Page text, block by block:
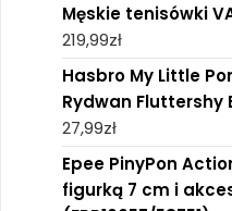
Męskie tenisówki
219,99zł
Hasbro My Little
Rydwan Fluttershy
27,99zł
Epee PinyPon
figurką 7 cm i